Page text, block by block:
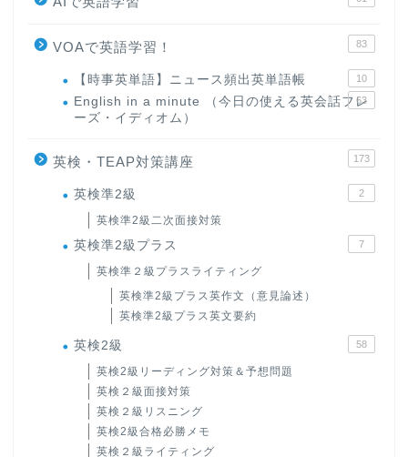
VOAで英語学習！ 83
【時事英単語】ニュース頻出英単語帳 10
English in a minute （今日の使える英会話フレ
ーズ・イディオム）
63
英検・TEAP対策講座 173
英検準2級 2
英検準2級二次面接対策
英検準2級プラス 7
英検準２級プラスライティング
英検準2級プラス英作文（意見論述）
英検準2級プラス英文要約
英検2級 58
英検2級リーディング対策＆予想問題
英検２級面接対策
英検２級リスニング
英検2級合格必勝メモ
英検２級ライティング